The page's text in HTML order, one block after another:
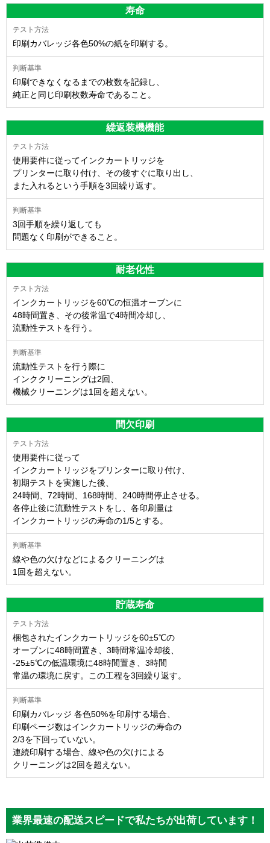
寿命
印刷カバレッジ各色50%の紙を印刷する。
印刷できなくなるまでの枚数を記録し、
純正と同じ印刷枚数寿命であること。
繰返装機機能
使用要件に従ってインクカートリッジを
プリンターに取り付け、その後すぐに取り出し、
また入れるという手順を3回繰り返す。
3回手順を繰り返しても
問題なく印刷ができること。
耐老化性
インクカートリッジを60℃の恒温オーブンに
48時間置き、その後常温で4時間冷却し、
流動性テストを行う。
流動性テストを行う際に
インククリーニングは2回、
機械クリーニングは1回を超えない。
間欠印刷
使用要件に従って
インクカートリッジをプリンターに取り付け、
初期テストを実施した後、
24時間、72時間、168時間、240時間停止させる。
各停止後に流動性テストをし、各印刷量は
インクカートリッジの寿命の1/5とする。
線や色の欠けなどによるクリーニングは
1回を超えない。
貯蔵寿命
梱包されたインクカートリッジを60±5℃の
オーブンに48時間置き、3時間常温冷却後、
-25±5℃の低温環境に48時間置き、3時間
常温の環境に戻す。この工程を3回繰り返す。
印刷カバレッジ 各色50%を印刷する場合、
印刷ページ数はインクカートリッジの寿命の
2/3を下回っていない。
連続印刷する場合、線や色の欠けによる
クリーニングは2回を超えない。
業界最速の配送スピードで私たちが出荷しています！